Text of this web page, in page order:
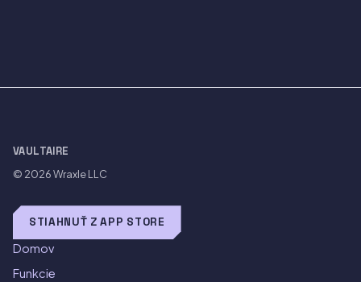
VAULTAIRE
© 2026Wraxle LLC
STIAHNUŤ Z APP STORE
Domov
Funkcie